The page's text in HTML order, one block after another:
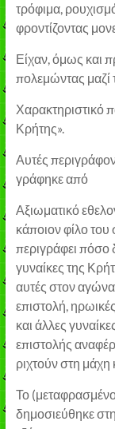
τρόφιμα,
φροντίζοντας
Είχαν, όμως και
πολεμώντας μαζί
Χαρακτηριστικό
Κρήτης».
Αυτές
γράφηκε από
Αξιωματικό
κάποιον φίλο
περιγράφει πόσο
γυναίκες της
αυτές στον
επιστολή,
και άλλες
επιστολής
ριχτούν στη
Το
δημοσιεύθηκε